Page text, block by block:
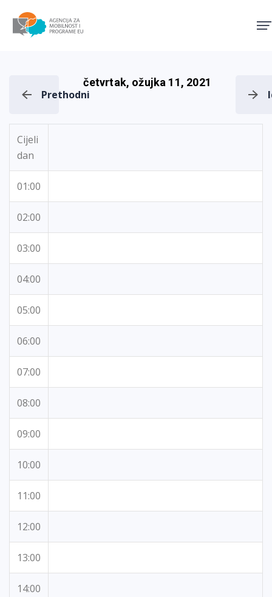
Prethodni
četvrtak, ožujka 11, 2021
Cijeli
dan
01:00
02:00
03:00
04:00
05:00
06:00
07:00
08:00
09:00
10:00
11:00
12:00
13:00
14:00